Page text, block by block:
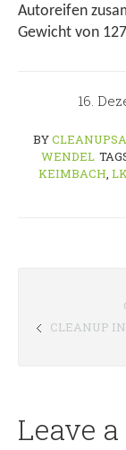
Autoreifen
Gewicht von
16.
BY
WENDEL
KEIMBACH,
CLEANUP
Leave